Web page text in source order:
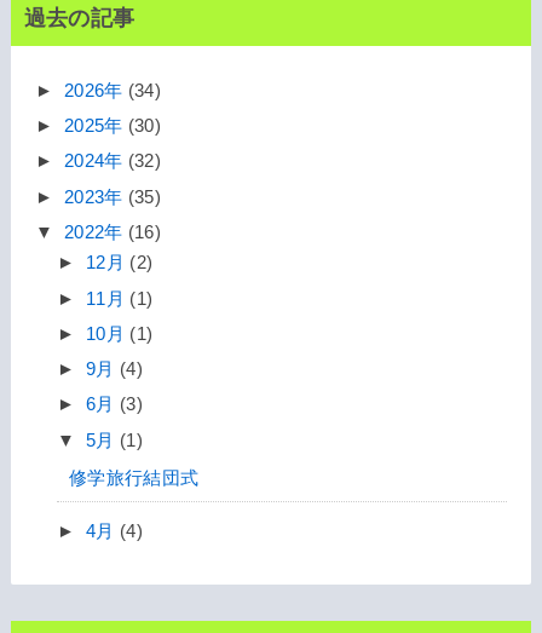
過去の記事
► 2026年 (34)
► 2025年 (30)
► 2024年 (32)
► 2023年 (35)
▼ 2022年 (16)
► 12月 (2)
► 11月 (1)
► 10月 (1)
► 9月 (4)
► 6月 (3)
▼ 5月 (1)
修学旅行結団式
► 4月 (4)